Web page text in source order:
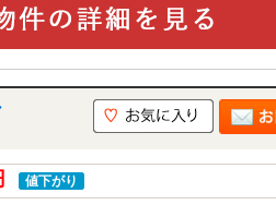
値下がり